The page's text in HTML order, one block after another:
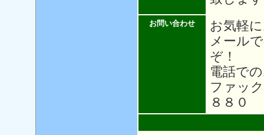
お問い合わせ
お気軽
メール
ぞ！
電話で
ファッ
８８０